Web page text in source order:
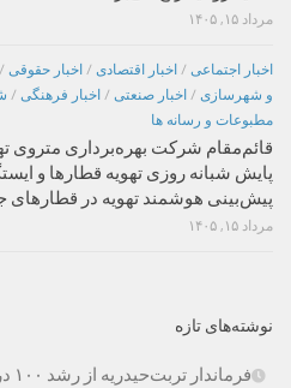
مرداد ۱۵, ۱۴۰۵
اخبار اجتماعی / اخبار اقتصادی / اخبار حقوقی /
و شهرسازی / اخبار صنعتی / اخبار فرهنگی /
مطبوعات و رسانه ها
قائم‌مقام شرکت بهره‌برداری متروی
پایش شبانه روزی تهویه قطارها و
پیش‌بینی هوشمند تهویه در قطارهای
مرداد ۱۵, ۱۴۰۵
نوشته‌های تازه